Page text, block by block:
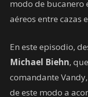
modo de bucanero
aéreos entre cazas
En este episodio,
Michael Biehn,
comandante
de este modo a